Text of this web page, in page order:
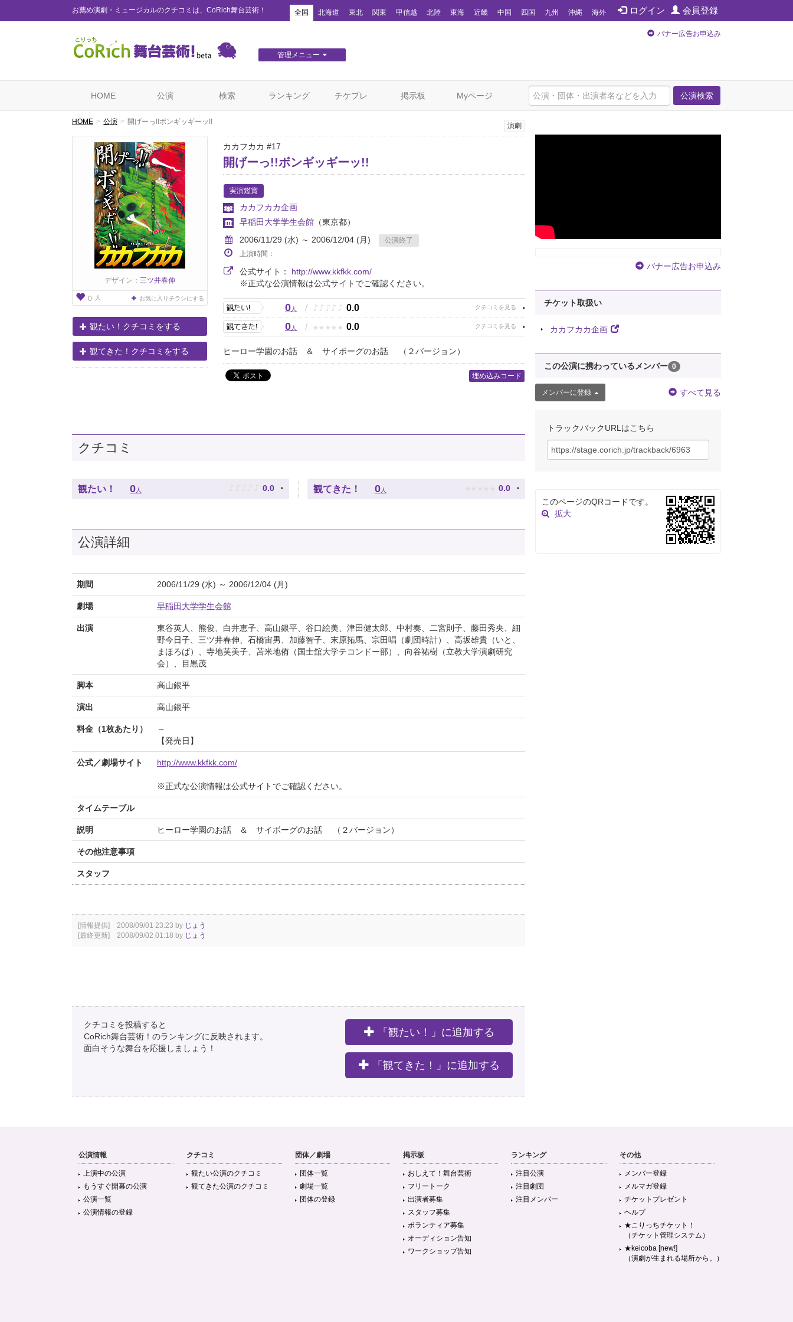
お薦め演劇・ミュージカルのクチコミは、CoRich舞台芸術！ ログイン 会員登録
全国 北海道 東北 関東 甲信越 北陸 東海 近畿 中国 四国 九州 沖縄 海外
管理メニュー
バナー広告お申込み
公演検索
HOME 公演 検索 ランキング チケプレ 掲示板 Myページ
HOME 公演 開げーっ!!ボンギッギーッ!!
デザイン： 三ツ井春伸
0 人 お気に入りチラシにする
観たい！クチコミをする
観てきた！クチコミをする
演劇
カカフカカ #17
開げーっ!!ボンギッギーッ!!
実演鑑賞
カカフカカ企画
早稲田大学学生会館 （東京都）
2006/11/29 (水) ～ 2006/12/04 (月)
公演終了
上演時間：
公式サイト： http://www.kkfkk.com/
※正式な公演情報は公式サイトでご確認ください。
0人 / ♪ ♪ ♪ ♪ ♪ 0.0
0人 / ★ ★ ★ ★ ★ 0.0
ヒーロー学園のお話 ＆ サイボーグのお話 （２バージョン）
埋め込みコード
クチコミ
観たい！ 0 人 ♪ ♪ ♪ ♪ ♪ 0.0 観てきた！ 0 人 ★ ★ ★ ★ ★ 0.0
公演詳細
期間 2006/11/29 (水) ～ 2006/12/04 (月)
劇場 早稲田大学学生会館
出演
東谷英人、熊俊、白井恵子、高山銀平、谷口絵美、津田健太郎、中村奏、二宮則子、藤田秀央、細
野今日子、三ツ井春伸、石橋宙男、加藤智子、末原拓馬、宗田唱（劇団時計）、高坂雄貴（いと、
まほろば）、寺地芙美子、苫米地侑（国士舘大学テコンドー部）、向谷祐樹（立教大学演劇研究
会）、目黒茂
脚本 高山銀平
演出 高山銀平
料金（1枚あたり）
～
【発売日】
公式／劇場サイト http://www.kkfkk.com/
※正式な公演情報は公式サイトでご確認ください。
タイムテーブル
説明 ヒーロー学園のお話 ＆ サイボーグのお話 （２バージョン）
その他注意事項
スタッフ
[情報提供] 2008/09/01 23:23 by じょう
[最終更新] 2008/09/02 01:18 by じょう
クチコミを投稿すると
CoRich舞台芸術！のランキングに反映されます。
面白そうな舞台を応援しましょう！
「観たい！」に追加する
「観てきた！」に追加する
バナー広告お申込み
チケット取扱い
カカフカカ企画
この公演に携わっているメンバー 0
メンバーに登録 すべて見る
トラックバックURLはこちら
このページのQRコードです。
拡大
公演情報
上演中の公演
もうすぐ開幕の公演
公演一覧
公演情報の登録
クチコミ
観たい公演のクチコミ
観てきた公演のクチコミ
団体／劇場
団体一覧
劇場一覧
団体の登録
掲示板
おしえて！舞台芸術
フリートーク
出演者募集
スタッフ募集
ボランティア募集
オーディション告知
ワークショップ告知
ランキング
注目公演
注目劇団
注目メンバー
その他
メンバー登録
メルマガ登録
チケットプレゼント
ヘルプ
★こりっちチケット！
（チケット管理システム）
★keicoba [new!]
（演劇が生まれる場所から。）